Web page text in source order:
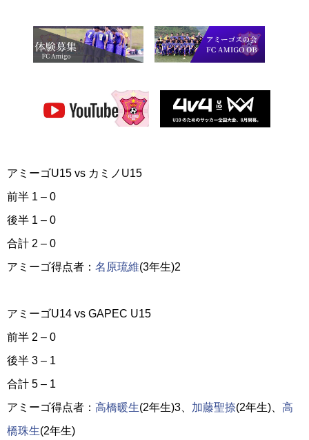
アミーゴU15 vs カミノU15
前半 1 – 0
後半 1 – 0
合計 2 – 0
アミーゴ得点者： 名原琉維(3年生)2
アミーゴU14 vs GAPEC U15
前半 2 – 0
後半 3 – 1
合計 5 – 1
アミーゴ得点者： 高橋暖生(2年生)3、 加藤聖捺(2年生)、 高
橋珠生(2年生)